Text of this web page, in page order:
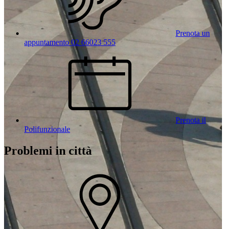
Prenota un
appuntamento 02 66023 555
Prenota il
Polifunzionale
Problemi in città